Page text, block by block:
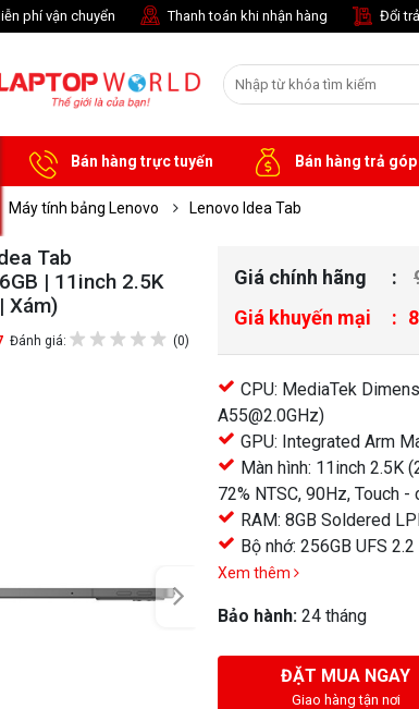
phí vận chuyển Thanh toán khi nhận hàng Đổi
Bán hàng trực tuyến Bán hàng trả góp
Máy tính bảng Lenovo Lenovo Idea Tab
Tab
| 11inch 2.5K
Xám)
Đánh giá: (0)
Giá chính hãng
Giá khuyến mại
CPU: MediaTek
A55@2.0GHz)
GPU: Integrated Arm
Màn hình: 11inch 2.5K
72% NTSC, 90Hz, Touch -
RAM: 8GB Soldered
Bộ nhớ: 256GB UFS 2.2
Xem thêm
Bảo hành: 24 tháng
ĐẶT MUA NGAY
Giao hàng tận nơi